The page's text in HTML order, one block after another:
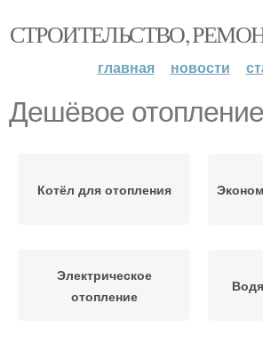
СТРОИТЕЛЬСТВО,
главная новости
Дешёвое отопление
Котёл для отопления
Электрическое
отопление